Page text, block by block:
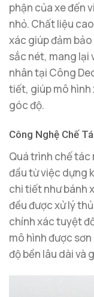
phận của xe đến
nhỏ. Chất liệu
xác giúp đảm
sắc nét, mang lại
nhân tại Công
tiết, giúp mô hình
góc độ.
Công Nghệ Chế
Quá trình chế tác
đầu từ việc dựng
chi tiết như bánh
đều được xử lý
chính xác tuyệt
mô hình được
độ bền lâu dài và